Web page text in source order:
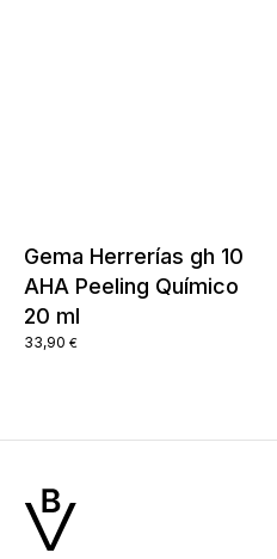
Gema Herrerías gh 10
AHA Peeling Químico
20 ml
33,90 €